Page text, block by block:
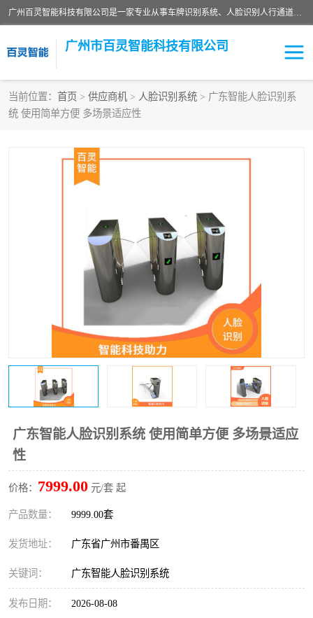
广州百灵智能科技有限公司是一家专业从事车牌识别系统、人脸识别人行通道、安防监控交通设施、停车场智能管理系统、停车场云平台、车牌识别一体机、自动道闸、通道设备、交通设施及交通划线等产品研发、生产和销售的高新技术企业。
广州市百灵智能科技有限公司
当前位置： 首页 > 供应商机 > 人脸识别系统 > 广东智能人脸识别系
统 使用简单方便 多场景适应性
广东智能人脸识别系统 使用简单方便 多场景适应
性
价格： 7999.00 元/套 起
产品数量： 9999.00套
发货地址： 广东省广州市番禺区
关键词： 广东智能人脸识别系统
发布日期： 2026-08-08
安防监控红外报警系统
人脸识别系统